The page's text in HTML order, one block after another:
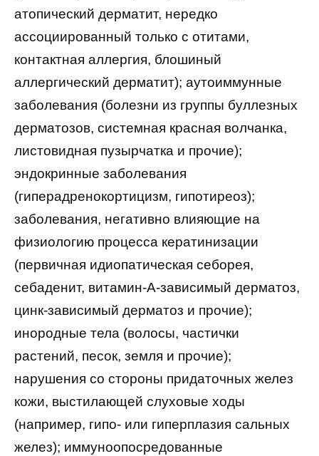
атопический дерматит, нередко
ассоциированный только с отитами,
контактная аллергия, блошиный
аллергический дерматит); аутоиммунные
заболевания (болезни из группы буллезных
дерматозов, системная красная волчанка,
листовидная пузырчатка и прочие);
эндокринные заболевания
(гиперадренокортицизм, гипотиреоз);
заболевания, негативно влияющие на
физиологию процесса кератинизации
(первичная идиопатическая себорея,
себаденит, витамин-А-зависимый дерматоз,
цинк-зависимый дерматоз и прочие);
инородные тела (волосы, частички
растений, песок, земля и прочие);
нарушения со стороны придаточных желез
кожи, выстилающей слуховые ходы
(например, гипо- или гиперплазия сальных
желез); иммуноопосредованные